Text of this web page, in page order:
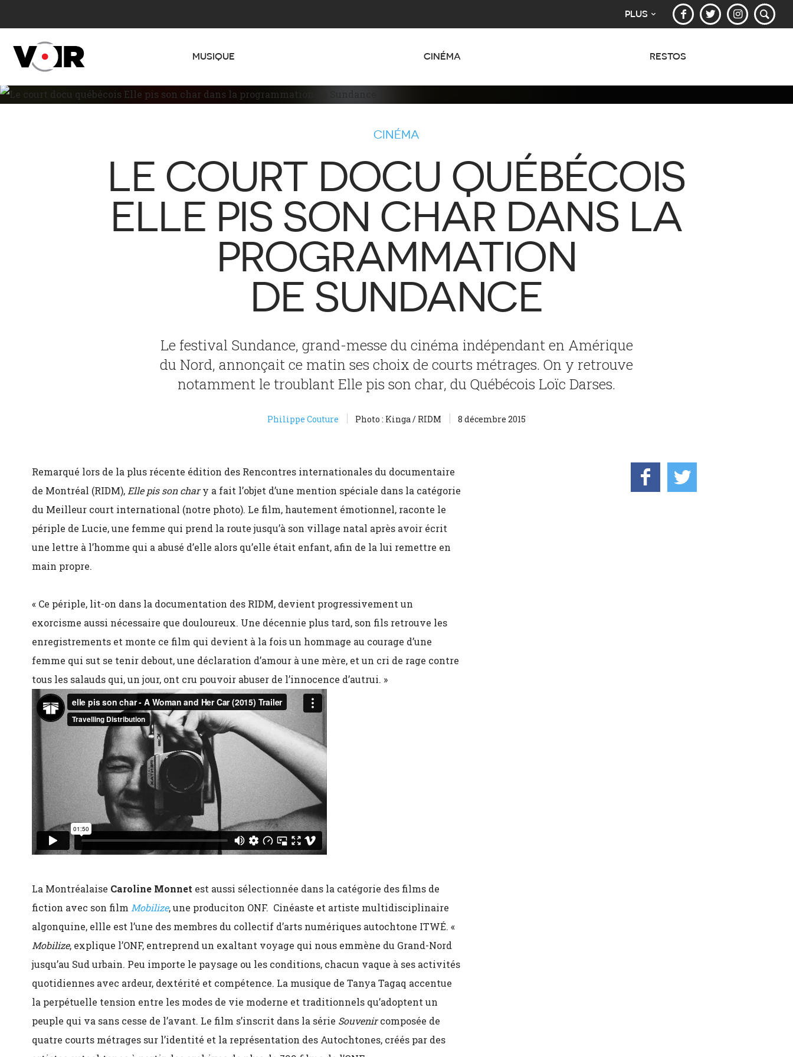
PLUS
MUSIQUE CINÉMA RESTOS
CINÉMA
LE COURT DOCU QUÉBÉCOIS
ELLE PIS SON CHAR DANS LA
PROGRAMMATION
DE SUNDANCE
Le festival Sundance, grand-messe du cinéma indépendant en Amérique
du Nord, annonçait ce matin ses choix de courts métrages. On y retrouve
notamment le troublant Elle pis son char, du Québécois Loïc Darses.
Philippe Couture Photo : Kinga / RIDM 8 décembre 2015
Remarqué lors de la plus récente édition des Rencontres internationales du documentaire
de Montréal (RIDM), Elle pis son chary a fait l’objet d’une mention spéciale dans la catégorie
du Meilleur court international (notre photo). Le film, hautement émotionnel, raconte le
périple de Lucie, une femme qui prend la route jusqu’à son village natal après avoir écrit
une lettre à l’homme qui a abusé d’elle alors qu’elle était enfant, afin de la lui remettre en
main propre.
« Ce périple, lit-on dans la documentation des RIDM, devient progressivement un
exorcisme aussi nécessaire que douloureux. Une décennie plus tard, son fils retrouve les
enregistrements et monte ce film qui devient à la fois un hommage au courage d’une
femme qui sut se tenir debout, une déclaration d’amour à une mère, et un cri de rage contre
tous les salauds qui, un jour, ont cru pouvoir abuser de l’innocence d’autrui. »
La Montréalaise Caroline Monnet est aussi sélectionnée dans la catégorie des films de
fiction avec son film Mobilize, une produciton ONF. Cinéaste et artiste multidisciplinaire
algonquine, ellle est l’une des membres du collectif d’arts numériques autochtone ITWÉ. «
Mobilize, explique l’ONF, entreprend un exaltant voyage qui nous emmène du Grand-Nord
jusqu’au Sud urbain. Peu importe le paysage ou les conditions, chacun vaque à ses activités
quotidiennes avec ardeur, dextérité et compétence. La musique de Tanya Tagaq accentue
la perpétuelle tension entre les modes de vie moderne et traditionnels qu’adoptent un
peuple qui va sans cesse de l’avant. Le film s’inscrit dans la série Souvenircomposée de
quatre courts métrages sur l’identité et la représentation des Autochtones, créés par des